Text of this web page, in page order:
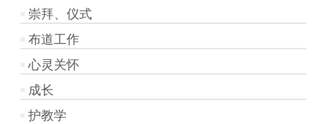
崇拜、仪式
布道工作
心灵关怀
成长
护教学